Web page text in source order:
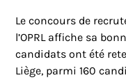
Le concours de
l’OPRL affiche sa
candidats ont été
Liège, parmi 160